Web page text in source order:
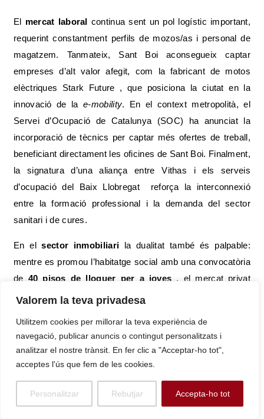
Valorem la teva privadesa
Utilitzem cookies per millorar la teva experiència de
navegació, publicar anuncis o contingut personalitzats i
analitzar el nostre trànsit. En fer clic a "Acceptar-ho tot",
acceptes l'ús que fem de les cookies.
Personalitzar Rebutjar Accepta-ho tot
El mercat laboral continua sent un pol logístic important,
requerint constantment perfils de mozos/as i personal de
magatzem. Tanmateix, Sant Boi aconsegueix captar
empreses d’alt valor afegit, com la fabricant de motos
elèctriques Stark Future , que posiciona la ciutat en la
innovació de lae-mobility. En el context metropolità, el
Servei d’Ocupació de Catalunya (SOC) ha anunciat la
incorporació de tècnics per captar més ofertes de treball,
beneficiant directament les oficines de Sant Boi. Finalment,
la signatura d’una aliança entre Vithas i els serveis
d’ocupació del Baix Llobregat reforça la interconnexió
entre la formació professional i la demanda del sector
sanitari i de cures.
En elsector inmobiliari la dualitat també és palpable:
mentre es promou l’habitatge social amb una convocatòria
de 40 pisos de lloguer per a joves , el mercat privat
mostra una clara elitització, especialment al barri de
públic protegit a preus assequibles (Sant Boi és un dels
metre quadrat ) i l’oferta de pisos i cases de luxe
el termini per optar als horts urbans al sector Salines , una